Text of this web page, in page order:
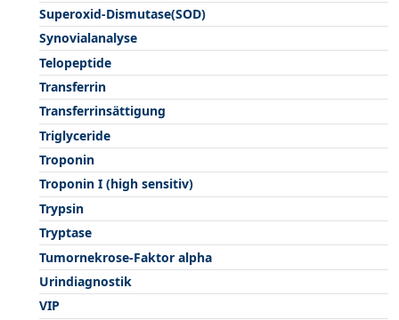
Superoxid-Dismutase(SOD)
Synovialanalyse
Telopeptide
Transferrin
Transferrinsättigung
Triglyceride
Troponin
Troponin I (high sensitiv)
Trypsin
Tryptase
Tumornekrose-Faktor alpha
Urindiagnostik
VIP